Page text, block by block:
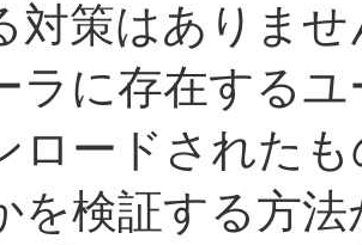
対策はありま
ラに存在する
ロードされた
を検証する方